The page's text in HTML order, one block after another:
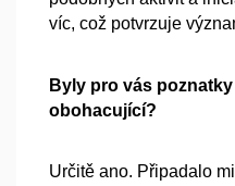
víc, což potvrzuje
Byly pro vás
obohacující?
Určitě ano. Připadalo